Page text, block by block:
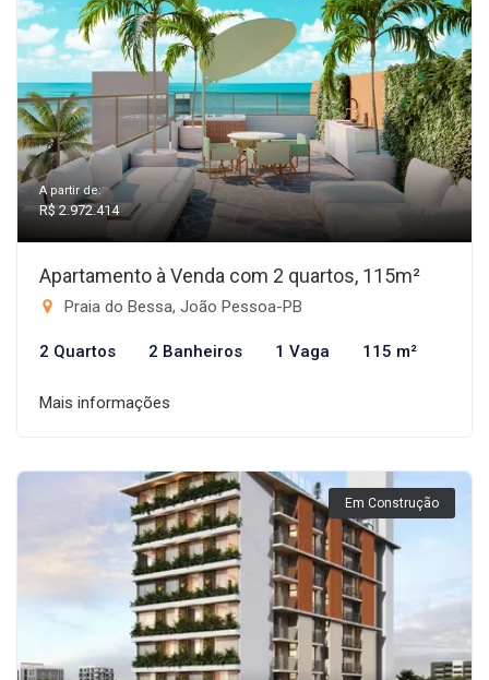
A partir de:
R$ 2.972.414
Apartamento à Venda com 2 quartos, 115m²
Praia do Bessa, João Pessoa-PB
2 Quartos 2 Banheiros 1 Vaga 115 m²
Mais informações
Em Construção